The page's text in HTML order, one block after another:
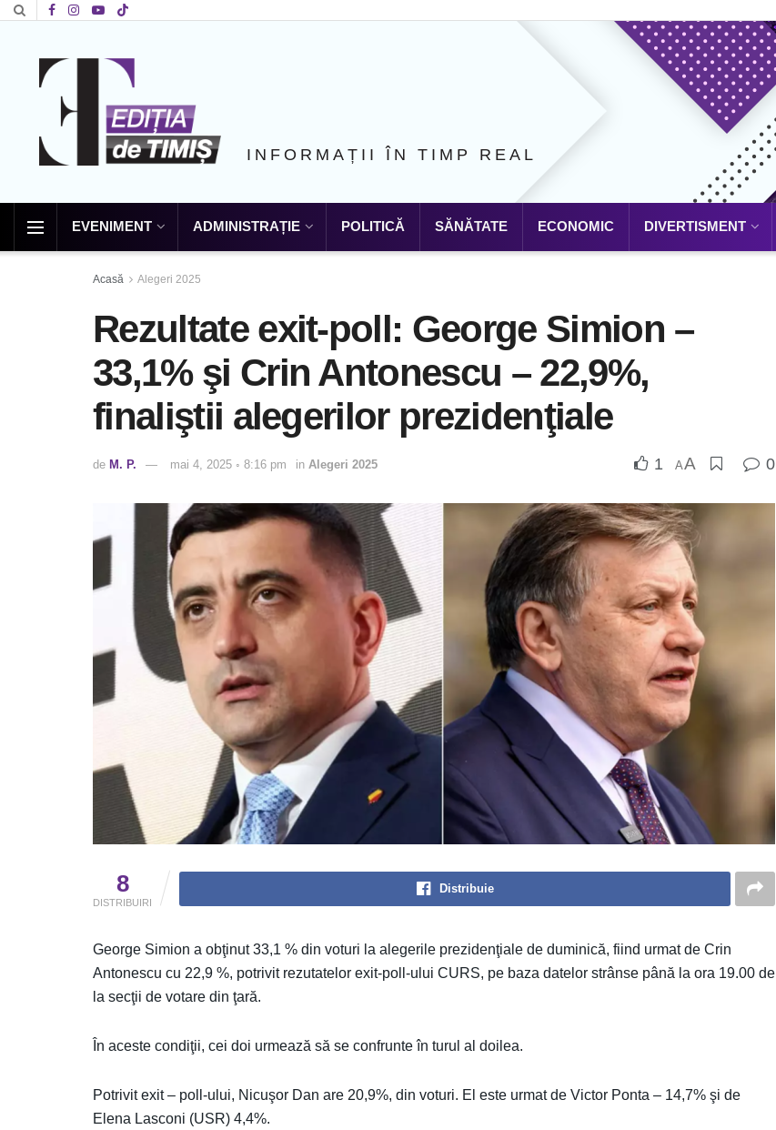
INFORMAȚII ÎN TIMP REAL
EVENIMENT ADMINISTRAȚIE POLITICĂ SĂNĂTATE ECONOMIC DIVERTISMENT
Acasă Alegeri 2025
Rezultate exit-poll: George Simion –
33,1% şi Crin Antonescu – 22,9%,
finaliştii alegerilor prezidenţiale
de M. P. mai 4, 2025 ◦ 8:16 pm in Alegeri 2025 1 AA 0
8
DISTRIBUIRI
Distribuie
George Simion a obţinut 33,1 % din voturi la alegerile prezidenţiale de duminică, fiind urmat de Crin
Antonescu cu 22,9 %, potrivit rezutatelor exit-poll-ului CURS, pe baza datelor strânse până la ora 19.00 de
la secţii de votare din ţară.
În aceste condiţii, cei doi urmează să se confrunte în turul al doilea.
Potrivit exit – poll-ului, Nicuşor Dan are 20,9%, din voturi. El este urmat de Victor Ponta – 14,7% şi de
Elena Lasconi (USR) 4,4%.